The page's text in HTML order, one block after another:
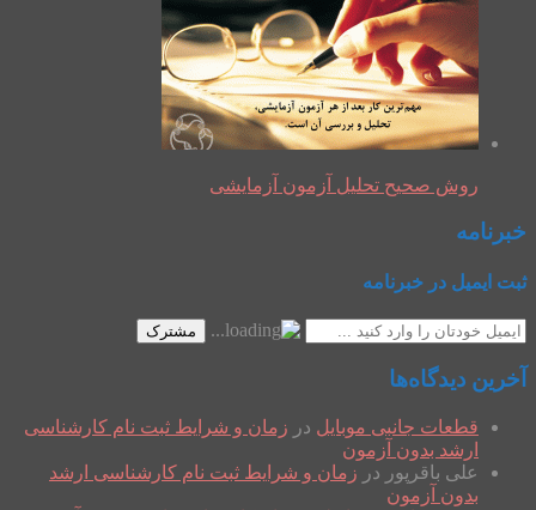
روش صحیح تحلیل آزمون آزمایشی
خبرنامه
ثبت ایمیل در خبرنامه
مشترک
آخرین دیدگاه‌ها
قطعات جانبی موبایل در زمان و شرایط ثبت نام کارشناسی
ارشد بدون آزمون
علی باقرپور در زمان و شرایط ثبت نام کارشناسی ارشد
بدون آزمون